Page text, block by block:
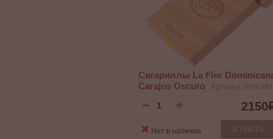
Сигариллы La Flor
Carajos Oscuro
2150
КУПИТЬ
Нет в наличии